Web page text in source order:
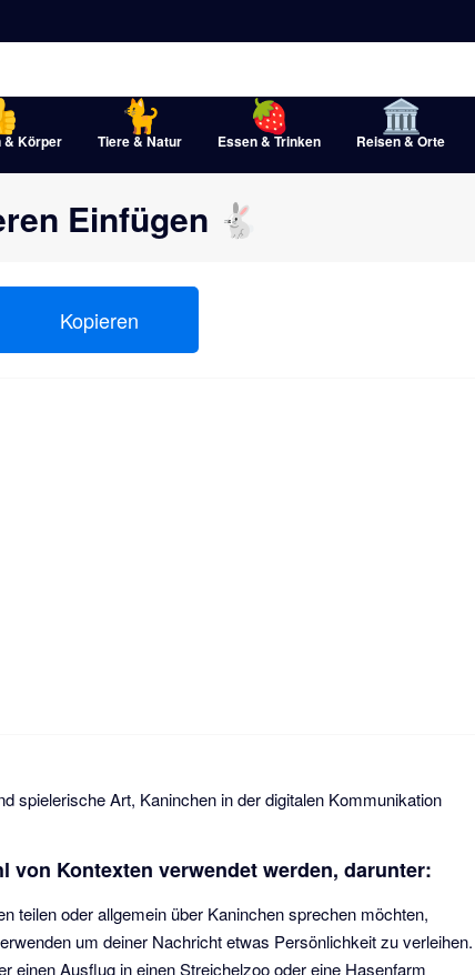
& Körper Tiere & Natur Essen & Trinken Reisen & Orte
Einfügen 🐇
Kopieren
spielerische Art, Kaninchen in der digitalen Kommunikation
von Kontexten verwendet werden, darunter:
teilen oder allgemein über Kaninchen sprechen möchten,
um deiner Nachricht etwas Persönlichkeit zu verleihen.
einen Ausflug in einen Streichelzoo oder eine Hasenfarm